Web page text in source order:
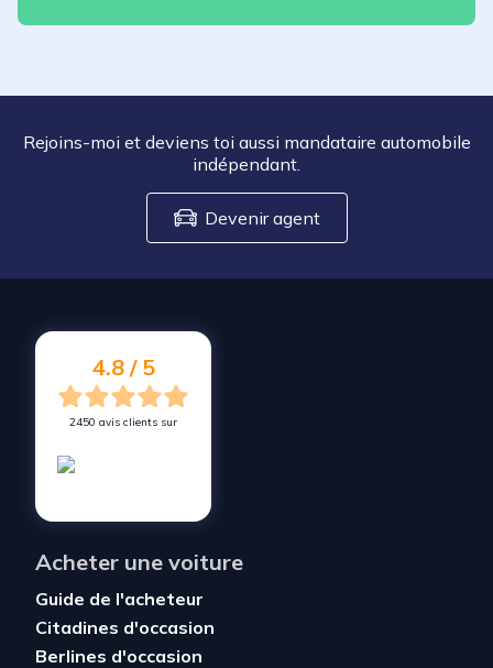
Rejoins-moi et deviens toi aussi mandataire automobile
indépendant.
Devenir agent
4.8 / 5
2450 avis clients sur
Acheter une voiture
Guide de l'acheteur
Citadines d'occasion
Berlines d'occasion